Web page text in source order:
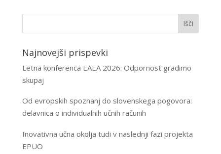
Najnovejši prispevki
Letna konferenca EAEA 2026: Odpornost gradimo
skupaj
Od evropskih spoznanj do slovenskega pogovora:
delavnica o individualnih učnih računih
Inovativna učna okolja tudi v naslednji fazi projekta
EPUO